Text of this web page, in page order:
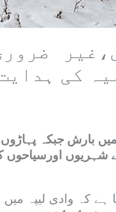
کی
میں بارش جبکہ
شہریوں اورسیاحوں
ہے کہ وادی لیپہ